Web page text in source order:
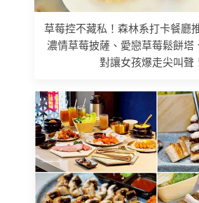
草莓控不藏私！森林系打卡餐廳
濃情草莓披薩、愛戀草莓鬆餅塔
對讓女孩爆走尖叫聲